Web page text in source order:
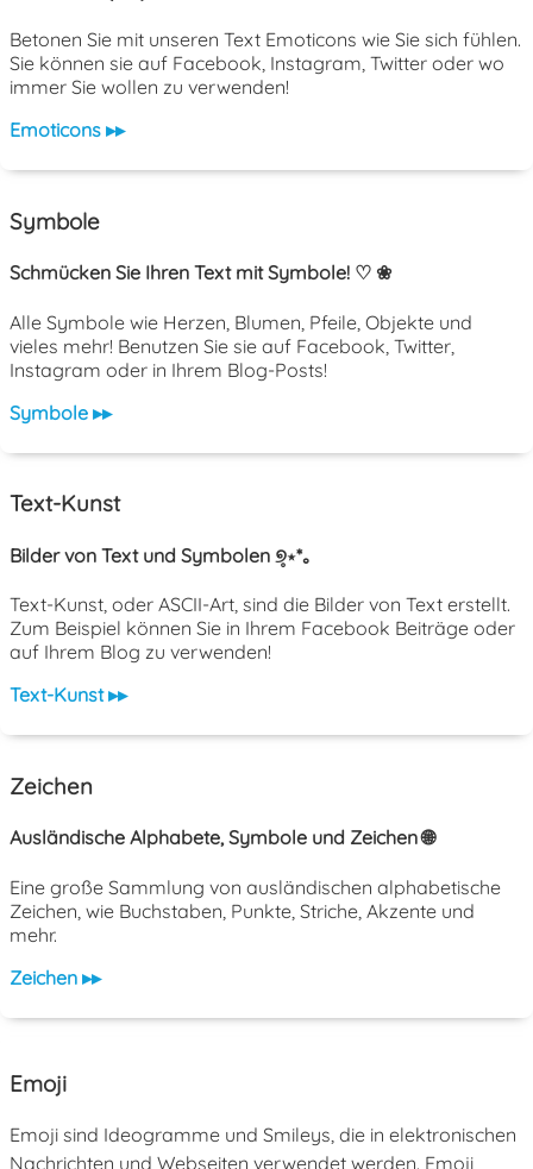
Betonen Sie mit unseren Text Emoticons wie Sie sich fühlen.
Sie können sie auf Facebook, Instagram, Twitter oder wo
immer Sie wollen zu verwenden!
Emoticons ▸▸
Symbole
Schmücken Sie Ihren Text mit Symbole! ♡ ❀
Alle Symbole wie Herzen, Blumen, Pfeile, Objekte und
vieles mehr! Benutzen Sie sie auf Facebook, Twitter,
Instagram oder in Ihrem Blog-Posts!
Symbole ▸▸
Text-Kunst
Bilder von Text und Symbolen ୭̥⋆*｡
Text-Kunst, oder ASCII-Art, sind die Bilder von Text erstellt.
Zum Beispiel können Sie in Ihrem Facebook Beiträge oder
auf Ihrem Blog zu verwenden!
Text-Kunst ▸▸
Zeichen
Ausländische Alphabete, Symbole und Zeichen 🌐
Eine große Sammlung von ausländischen alphabetische
Zeichen, wie Buchstaben, Punkte, Striche, Akzente und
mehr.
Zeichen ▸▸
Emoji
Emoji sind Ideogramme und Smileys, die in elektronischen
Nachrichten und Webseiten verwendet werden. Emoji